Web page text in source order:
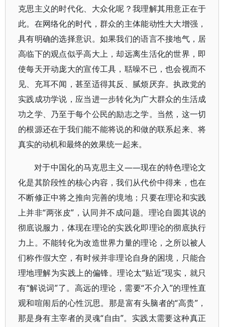
克思主义的时代化、大众化呢？我理解其用意正在于
此。在网络化的时代，群众的主体能动性大大增强，
具有明确的选择意识。如果我们的语言不接地气，居
高临下的观点似乎高大上，却远离生活化的世界，即
使每天开动庞大的宣传工具，聒噪不已，也会视而不
见、充耳不闻，甚至适得其反、腻烦厌弃。执政党的
实践成功学说，应当进一步转化为广大群众的生活成
功之学、乃至于每个公民的励志之学。当然，这一切
的根源还在于我们能不能将说的和做的联系起来、将
真实的动机和最终的效果统一起来。
对于中国化的马克思主义——现在的特色理论文
化是其阶段性的核心内容，我们从代价中得来，也在
不断修正中将之推向完善的境地；只要在理论和实践
上并非“两张皮”，认同并不成问题。理论自圆其说的
彻底说服力，体现在理论的实践化即理论的彻底执行
力上。不能转化为改造世界力量的理论，之所以被人
们称作假大空，有时候并非理论自身的困境，只能合
理地理解为实践上的偏锋。理论太“贴近”现实，就只
有“解说词”了。高远的理论，需要“不介入”的理性直
观和喧闹后的心性沉思。那是富有头脑者的“高贵”，
那是身有主宰者的灵魂“自由”。实践太需要这种真正